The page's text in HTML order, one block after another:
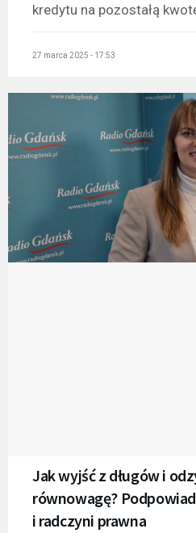
kredytu na pozostałą
27 marca 2025 - 17:53
Jak wyjść z długów i
równowagę?
i radczyni prawna